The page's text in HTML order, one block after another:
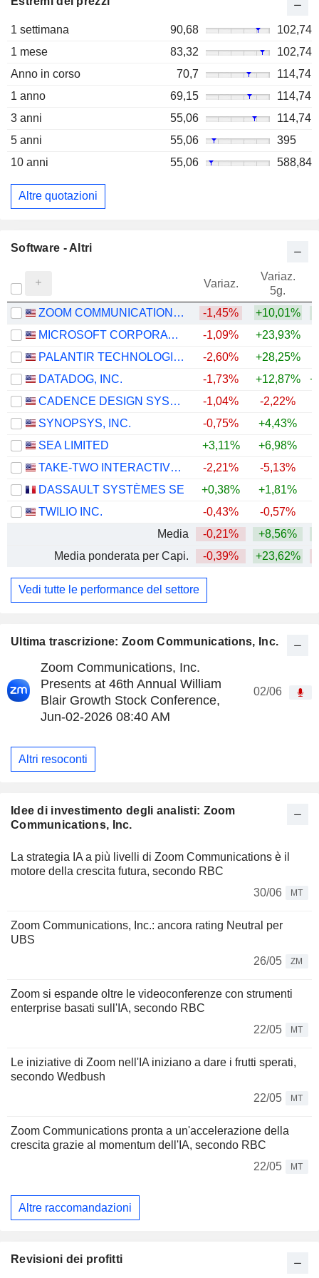
Ultima trascrizione: Zoom Communications, Inc.
Zoom Communications, Inc.
Presents at 46th Annual William
Blair Growth Stock Conference,
Jun-02-2026 08:40 AM
02/06
Altri resoconti
Idee di investimento degli analisti: Zoom
Communications, Inc.
La strategia IA a più livelli di Zoom Communications è il
motore della crescita futura, secondo RBC
30/06
MT
Zoom Communications, Inc.: ancora rating Neutral per
UBS
26/05
ZM
Zoom si espande oltre le videoconferenze con strumenti
enterprise basati sull'IA, secondo RBC
22/05
MT
Le iniziative di Zoom nell'IA iniziano a dare i frutti sperati,
secondo Wedbush
22/05
MT
Zoom Communications pronta a un'accelerazione della
crescita grazie al momentum dell'IA, secondo RBC
22/05
MT
Altre raccomandazioni
1 settimana 90,68
102,74
1 mese
83,32
102,74
Anno in corso
70,7
114,74
1 anno
69,15
114,74
3 anni
55,06
114,74
5 anni
55,06
395
10 anni
55,06 588,84
Altre quotazioni
Software - Altri
Variaz.
Variaz.
5g.
ZOOM COMMUNICATIONS, INC. -1,45% +10,01%
MICROSOFT CORPORATION
-1,09% +23,93%
PALANTIR TECHNOLOGIES INC.
-2,60% +28,25%
DATADOG, INC.
-1,73% +12,87%
CADENCE DESIGN SYSTEMS, INC.
-1,04% -2,22%
SYNOPSYS, INC.
-0,75% +4,43%
SEA LIMITED
+3,11% +6,98%
TAKE-TWO INTERACTIVE SOFTWARE, INC.
-2,21% -5,13%
DASSAULT SYSTÈMES SE
+0,38% +1,81%
TWILIO INC.
-0,43% -0,57%
Media
-0,21% +8,56%
Media ponderata per Capi.
-0,39% +23,62%
Vedi tutte le performance del settore
Revisioni dei profitti